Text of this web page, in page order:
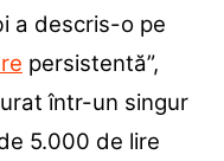
a descris-o pe
persistentă”,
într-un singur
5.000 de lire